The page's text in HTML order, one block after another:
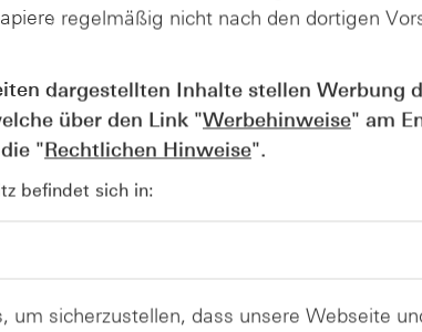
Wie lange bleibt der DAX® in
Rekordlaune? - ntv Zertifikate
07.08.26
regelmäßig nicht nach den dortigen
dargestellten Inhalte stellen Werbung
über den Link "Werbehinweise" am
"Rechtlichen Hinweise".
befindet sich in:
um sicherzustellen, dass unsere Webseite